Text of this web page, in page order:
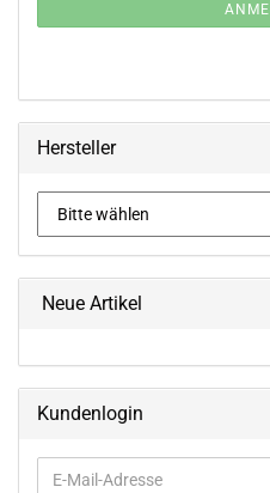
Hersteller
Neue Artikel
Kundenlogin
E-